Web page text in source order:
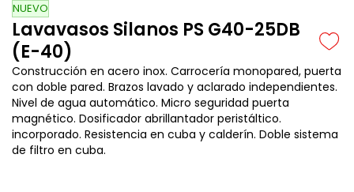
NUEVO
Lavavasos Silanos PS G40-25DB
(E-40)
Construcción en acero inox. Carrocería monopared, puerta
con doble pared. Brazos lavado y aclarado independientes.
Nivel de agua automático. Micro seguridad puerta
magnético. Dosificador abrillantador peristáltico.
incorporado. Resistencia en cuba y calderín. Doble sistema
de filtro en cuba.